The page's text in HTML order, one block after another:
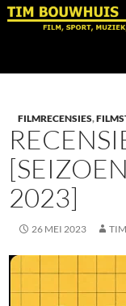
Ga
FILMRECENSIES,
2023]
26 MEI 2023